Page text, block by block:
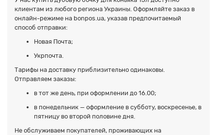
клиентам из любого региона Украины. Оформляйте заказ в
онлайн-режиме на bonpos.ua, указав предпочитаемый
способ отправки:
Новая Почта;
Укрпочта.
Тарифы на доставку приблизительно одинаковы.
Отправляем заказы:
в тот же день, при оформлении до 16.00;
в понедельник — оформление в субботу, воскресенье, в
пятницу во второй половине дня.
Не обслуживаем покупателей, проживающих на